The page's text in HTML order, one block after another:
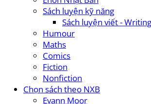
Sách luyện kỹ năng
Sách luyện viết - Writing
Humour
Maths
Comics
Fiction
Nonfiction
Chọn sách theo NXB
Evann Moor